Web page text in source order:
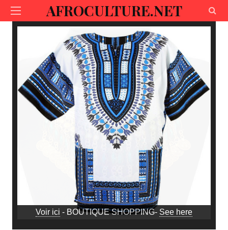
AFROCULTURE.NET
Voir ici - BOUTIQUE SHOPPING- See here